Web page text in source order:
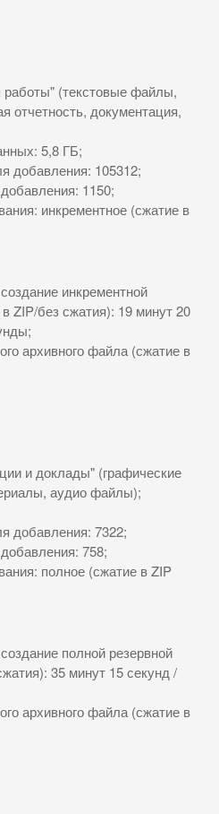
(текстовые файлы,
отчетность, документация,
5,8 ГБ;
добавления: 105312;
1150;
инкрементное (сжатие в
инкрементной
ZIP/без сжатия): 19 минут 20
архивного файла (сжатие в
и доклады" (графические
аудио файлы);
добавления: 7322;
758;
полное (сжатие в ZIP
полной резервной
35 минут 15 секунд /
архивного файла (сжатие в